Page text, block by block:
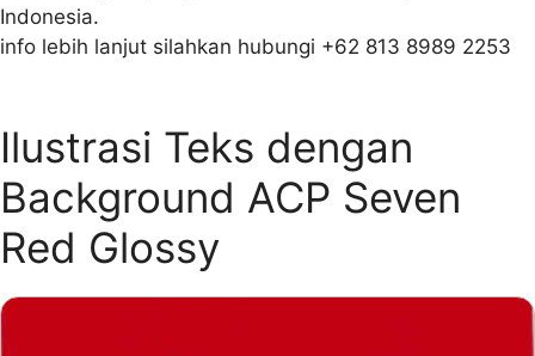
Indonesia.
info lebih lanjut silahkan hubungi +62 813 8989 2253
Ilustrasi Teks dengan
Background ACP Seven
Red Glossy